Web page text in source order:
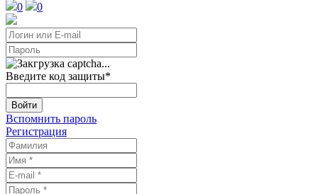
0
0
Введите код защиты*
Войти
Вспомнить пароль
Регистрация